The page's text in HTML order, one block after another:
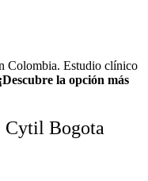
Colombia. Estudio clínico
¡Descubre la opción más
Cytil Bogota